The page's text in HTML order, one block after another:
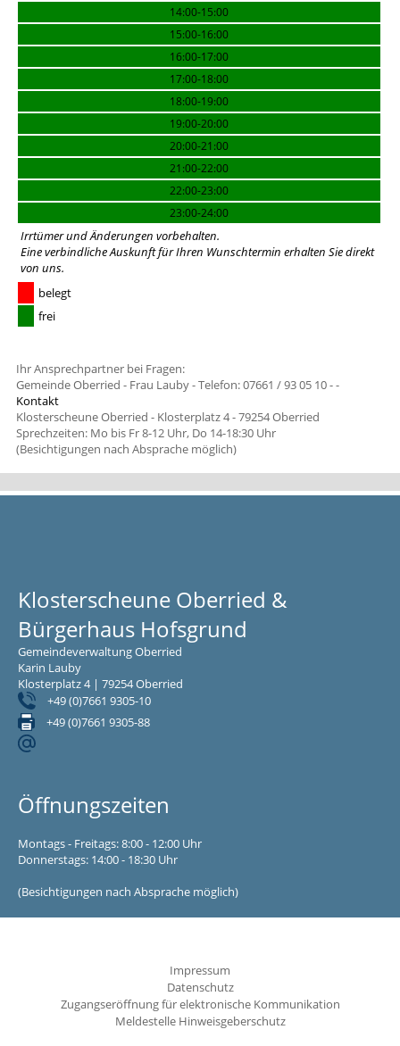
14:00-15:00
15:00-16:00
16:00-17:00
17:00-18:00
18:00-19:00
19:00-20:00
20:00-21:00
21:00-22:00
22:00-23:00
23:00-24:00
Irrtümer und Änderungen vorbehalten.
Eine verbindliche Auskunft für Ihren Wunschtermin erhalten Siedirekt
von uns.
belegt
frei
Ihr Ansprechpartner bei Fragen:
Gemeinde Oberried - Frau Lauby - Telefon: 07661 / 93 05 10 --
Kontakt
Klosterscheune Oberried - Klosterplatz 4 - 79254 Oberried
Sprechzeiten: Mo bis Fr 8-12 Uhr, Do 14-18:30 Uhr
(Besichtigungen nach Absprache möglich)
Klosterscheune Oberried &
Bürgerhaus Hofsgrund
Gemeindeverwaltung Oberried
Karin Lauby
Klosterplatz 4 | 79254 Oberried
+49 (0)7661 9305-10
+49 (0)7661 9305-88
Öffnungszeiten
Montags - Freitags: 8:00 - 12:00 Uhr
Donnerstags: 14:00 - 18:30 Uhr
(Besichtigungen nach Absprache möglich)
Impressum
Datenschutz
Zugangseröffnung für elektronische Kommunikation
Meldestelle Hinweisgeberschutz